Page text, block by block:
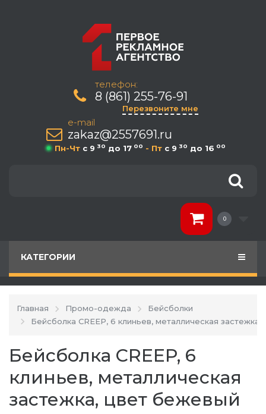
телефон:
8 (861) 255-76-91
Перезвоните мне
e-mail
zakaz@2557691.ru
Пн-Чт c 9 30 до 17 00 - Пт c 9 30 до 16 00
0
КАТЕГОРИИ
Главная Промо-одежда
Бейсболки
Бейсболка CREEP, 6 клиньев, металлическая застежка
Бейсболка CREEP, 6
клиньев, металлическая
застежка, цвет бежевый